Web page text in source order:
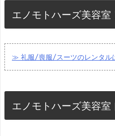
エノモトハーズ美容
≫ 礼服/喪服/スーツのレンタル
エノモトハーズ美容